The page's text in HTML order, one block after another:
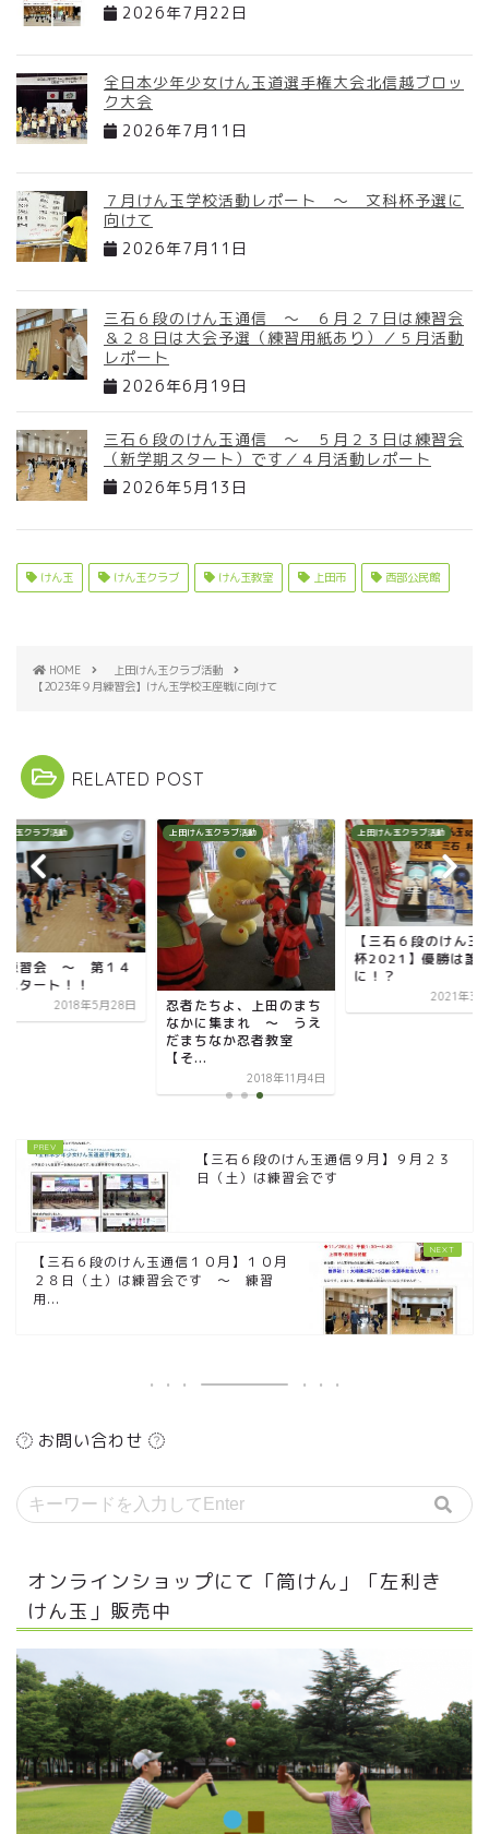
2026年7月22日
全日本少年少女けん玉道選手権大会北信越ブロッ
ク大会
2026年7月11日
７月けん玉学校活動レポート ～ 文科杯予選に
向けて
2026年7月11日
三石６段のけん玉通信 ～ ６月２７日は練習会
＆２８日は大会予選（練習用紙あり）／５月活動
レポート
2026年6月19日
三石６段のけん玉通信 ～ ５月２３日は練習会
（新学期スタート）です／４月活動レポート
2026年5月13日
けん玉 けん玉クラブ けん玉教室 上田市 西部公民館
HOME
上田けん玉クラブ活動
【2023年９月練習会】けん玉学校王座戦に向けて
RELATED POST
ん玉クラブ活動
練習会 ～ 第１４
タート！！
2018年5月28日
上田けん玉クラブ活動
忍者たちよ、上田のまち
なかに集まれ ～ うえ
だまちなか忍者教室
【そ...
2018年11月4日
上田けん玉クラブ活動
【三石６段のけん玉
杯2021】優勝は誰
に！？
2021年3
【三石６段のけん玉通信９月】９月２３
日（土）は練習会です
【三石６段のけん玉通信１０月】１０月
２８日（土）は練習会です ～ 練習
用...
お問い合わせ
オンラインショップにて「筒けん」「左利き
けん玉」販売中